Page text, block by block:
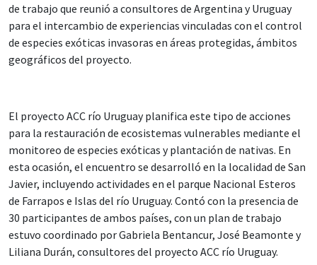
de trabajo que reunió a consultores de Argentina y Uruguay
para el intercambio de experiencias vinculadas con el control
de especies exóticas invasoras en áreas protegidas, ámbitos
geográficos del proyecto.
El proyecto ACC río Uruguay planifica este tipo de acciones
para la restauración de ecosistemas vulnerables mediante el
monitoreo de especies exóticas y plantación de nativas. En
esta ocasión, el encuentro se desarrolló en la localidad de San
Javier, incluyendo actividades en el parque Nacional Esteros
de Farrapos e Islas del río Uruguay. Contó con la presencia de
30 participantes de ambos países, con un plan de trabajo
estuvo coordinado por Gabriela Bentancur, José Beamonte y
Liliana Durán, consultores del proyecto ACC río Uruguay.